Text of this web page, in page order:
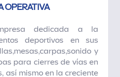
OPERATIVA
dedicada a la
deportivos en sus
y
para cierres de vías en
así mismo en la creciente